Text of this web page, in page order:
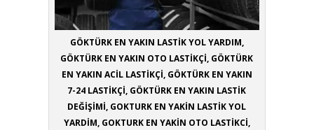
GÖKTÜRK EN YAKIN LASTİK YOL YARDIM,
GÖKTÜRK EN YAKIN OTO LASTİKÇİ, GÖKTÜRK
EN YAKIN ACİL LASTİKÇİ, GÖKTÜRK EN YAKIN
7-24 LASTİKÇİ, GÖKTÜRK EN YAKIN LASTİK
DEĞİŞİMİ, GOKTURK EN YAKİN LASTİK YOL
YARDİM, GOKTURK EN YAKİN OTO LASTİKCİ,